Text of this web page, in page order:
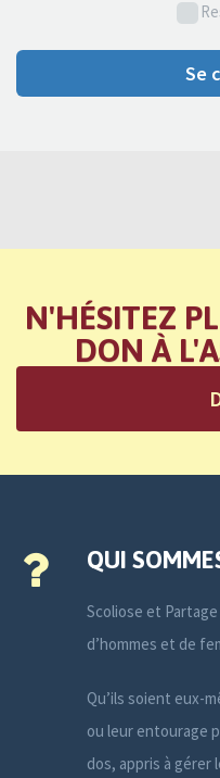
Se
N'HÉSITEZ
DON À
QUI
Scoliose et
d’hommes et de
Qu’ils soient eux-
ou leur entourage
dos, appris à